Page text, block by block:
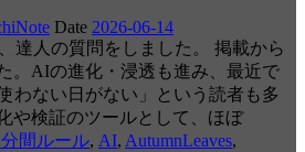
Date 2026-06-14
達人の質問をしました。 掲載から
。AIの進化・浸透も進み、最近で
わない日がない」という読者も多
や検証のツールとして、ほぼ
分間ルール, AI, AutumnLeaves,